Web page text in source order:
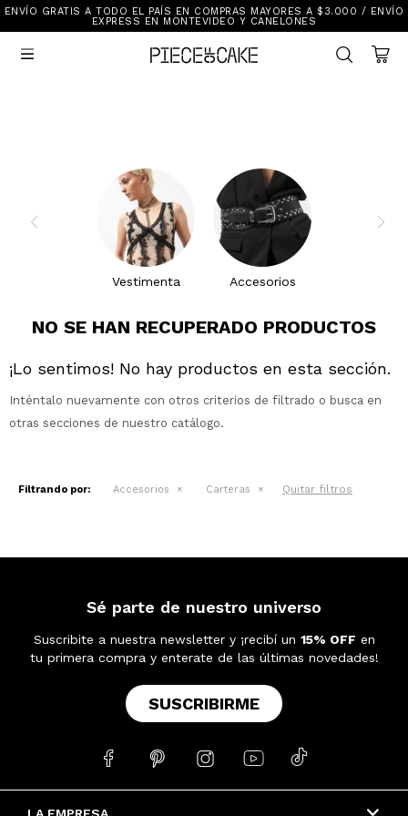
ENVÍO GRATIS A TODO EL PAÍS EN COMPRAS MAYORES A $3.000 / ENVÍO
EXPRESS EN MONTEVIDEO Y CANELONES

Vestimenta Accesorios
NO SE HAN RECUPERADO PRODUCTOS
¡Lo sentimos! No hay productos en esta sección.
Inténtalo nuevamente con otros criterios de filtrado o busca en
otras secciones de nuestro catálogo.
Filtrando por: Accesorios Carteras Quitar filtros
Sé parte de nuestro universo
Suscribite a nuestra newsletter y ¡recibí un 15% OFF en
tu primera compra y enterate de las últimas novedades!
SUSCRIBIRME
    
Sale
New In
Mi cuenta
Ver Todo
Vestimenta